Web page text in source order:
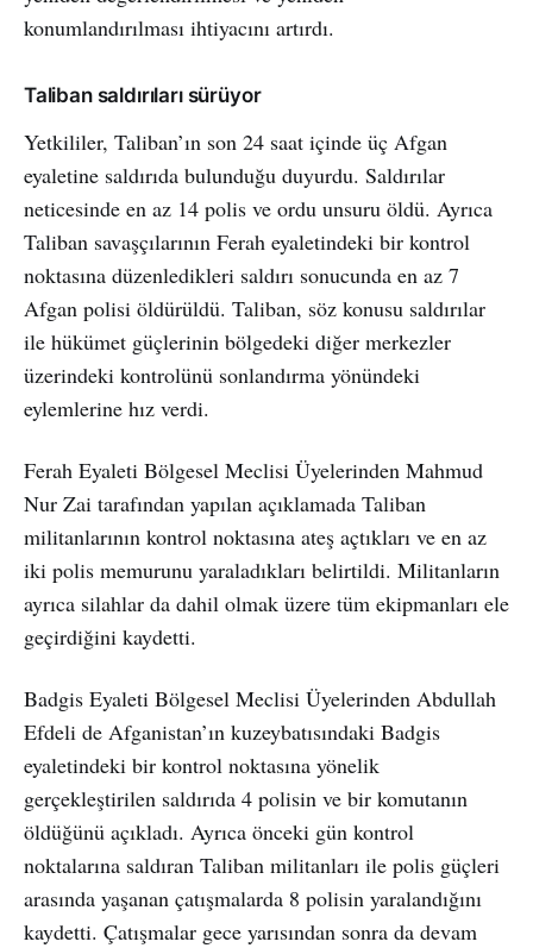
konumlandırılması ihtiyacını artırdı.
Taliban saldırıları sürüyor
Yetkililer, Taliban’ın son 24 saat içinde üç Afgan
eyaletine saldırıda bulunduğu duyurdu. Saldırılar
neticesinde en az 14 polis ve ordu unsuru öldü. Ayrıca
Taliban savaşçılarının Ferah eyaletindeki bir kontrol
noktasına düzenledikleri saldırı sonucunda en az 7
Afgan polisi öldürüldü. Taliban, söz konusu saldırılar
ile hükümet güçlerinin bölgedeki diğer merkezler
üzerindeki kontrolünü sonlandırma yönündeki
eylemlerine hız verdi.
Ferah Eyaleti Bölgesel Meclisi Üyelerinden Mahmud
Nur Zai tarafından yapılan açıklamada Taliban
militanlarının kontrol noktasına ateş açtıkları ve en az
iki polis memurunu yaraladıkları belirtildi. Militanların
ayrıca silahlar da dahil olmak üzere tüm ekipmanları ele
geçirdiğini kaydetti.
Badgis Eyaleti Bölgesel Meclisi Üyelerinden Abdullah
Efdeli de Afganistan’ın kuzeybatısındaki Badgis
eyaletindeki bir kontrol noktasına yönelik
gerçekleştirilen saldırıda 4 polisin ve bir komutanın
öldüğünü açıkladı. Ayrıca önceki gün kontrol
noktalarına saldıran Taliban militanları ile polis güçleri
arasında yaşanan çatışmalarda 8 polisin yaralandığını
kaydetti. Çatışmalar gece yarısından sonra da devam